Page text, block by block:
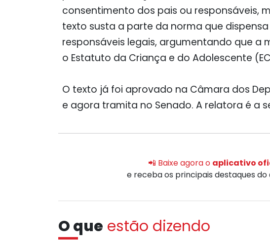
consentimento dos pais ou responsáveis,
texto susta a parte da norma que
responsáveis legais, argumentando que a
o Estatuto da Criança e do Adolescente
O texto já foi aprovado na Câmara dos
e agora tramita no Senado. A relatora é a
📲 Baixe agora o aplicativo
e receba os principais destaques
O que estão dizendo